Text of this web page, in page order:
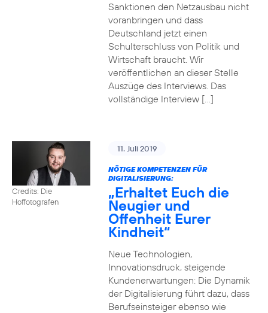
Sanktionen den Netzausbau nicht
voranbringen und dass
Deutschland jetzt einen
Schulterschluss von Politik und
Wirtschaft braucht. Wir
veröffentlichen an dieser Stelle
Auszüge des Interviews. Das
vollständige Interview […]
Credits: Die
Hoffotografen
11. Juli 2019
NÖTIGE KOMPETENZEN FÜR
DIGITALISIERUNG:
„Erhaltet Euch die
Neugier und
Offenheit Eurer
Kindheit“
Neue Technologien,
Innovationsdruck, steigende
Kundenerwartungen: Die Dynamik
der Digitalisierung führt dazu, dass
Berufseinsteiger ebenso wie